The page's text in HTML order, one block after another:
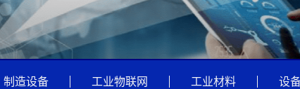
制造设备 工业物联网 工业材料 设